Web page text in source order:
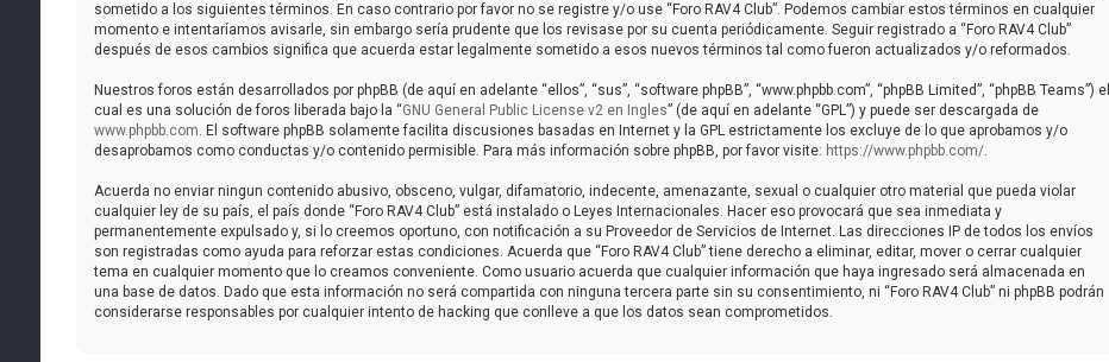
sometido a los siguientes términos. En caso contrario por favor no se registre y/o use “Foro RAV4 Club”. Podemos cambiar estos términos en cualquier
momento e intentaríamos avisarle, sin embargo sería prudente que los revisase por su cuenta periódicamente. Seguir registrado a “Foro RAV4 Club”
después de esos cambios significa que acuerda estar legalmente sometido a esos nuevos términos tal como fueron actualizados y/o reformados.
Nuestros foros están desarrollados por phpBB (de aquí en adelante “ellos”, “sus”, “software phpBB”, “www.phpbb.com”, “phpBB Limited”, “phpBB Teams”) el
cual es una solución de foros liberada bajo la “GNU General Public License v2 en Ingles” (de aquí en adelante “GPL”) y puede ser descargada de
www.phpbb.com. El software phpBB solamente facilita discusiones basadas en Internet y la GPL estrictamente los excluye de lo que aprobamos y/o
desaprobamos como conductas y/o contenido permisible. Para más información sobre phpBB, por favor visite: https://www.phpbb.com/.
Acuerda no enviar ningun contenido abusivo, obsceno, vulgar, difamatorio, indecente, amenazante, sexual o cualquier otro material que pueda violar
cualquier ley de su país, el país donde “Foro RAV4 Club” está instalado o Leyes Internacionales. Hacer eso provocará que sea inmediata y
permanentemente expulsado y, si lo creemos oportuno, con notificación a su Proveedor de Servicios de Internet. Las direcciones IP de todos los envíos
son registradas como ayuda para reforzar estas condiciones. Acuerda que “Foro RAV4 Club” tiene derecho a eliminar, editar, mover o cerrar cualquier
tema en cualquier momento que lo creamos conveniente. Como usuario acuerda que cualquier información que haya ingresado será almacenada en
una base de datos. Dado que esta información no será compartida con ninguna tercera parte sin su consentimiento, ni “Foro RAV4 Club” ni phpBB podrán
considerarse responsables por cualquier intento de hacking que conlleve a que los datos sean comprometidos.